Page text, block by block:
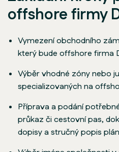
offshore firmy
Vymezení obchodního
který bude offshore firma
Výběr vhodné zóny nebo
specializovaných na
Příprava a podání
průkaz či cestovní pas,
dopisy a stručný popis